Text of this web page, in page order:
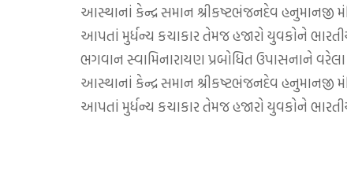
આસ્થાનાં કેન્દ્ર સમાન શ્રીકષ્ટભંજનદેવ હનુમાનજી
આપતાં મુર્ધન્ય કચાકાર તેમજ હજારો યુવકોને
ભગવાન સ્વામિનારાયણ પ્રબોધિત ઉપાસનાને વરેલા
આસ્થાનાં કેન્દ્ર સમાન શ્રીકષ્ટભંજનદેવ હનુમાનજી
આપતાં મુર્ધન્ય કચાકાર તેમજ હજારો યુવકોને